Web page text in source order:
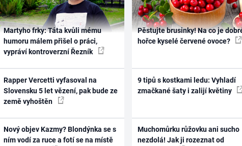
Martyho frky: Táta kvůli mému
humoru málem přišel o práci,
vypráví kontroverzní Řezník
Rapper Vercetti vyfasoval na
Slovensku 5 let vězení, pak bude ze
země vyhoštěn
Nový objev Kazmy? Blondýnka se s
ním vodí za ruce a fotí se na místě
Pěstujte brusinky! Na co je
hořce kyselé červené ovoce?
9 tipů s kostkami ledu: Vyhladí
zmačkané šaty i zalijí květiny
Muchomůrku růžovku ani sucho
nezdolá! Jak ji rozeznat od